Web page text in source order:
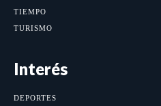
TIEMPO
TURISMO
Interés
DEPORTES